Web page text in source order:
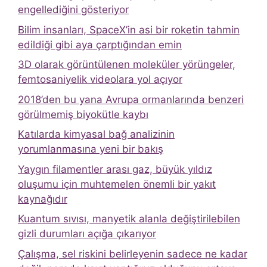
engellediğini gösteriyor
Bilim insanları, SpaceX’in asi bir roketin tahmin
edildiği gibi aya çarptığından emin
3D olarak görüntülenen moleküler yörüngeler,
femtosaniyelik videolara yol açıyor
2018’den bu yana Avrupa ormanlarında benzeri
görülmemiş biyokütle kaybı
Katılarda kimyasal bağ analizinin
yorumlanmasına yeni bir bakış
Yaygın filamentler arası gaz, büyük yıldız
oluşumu için muhtemelen önemli bir yakıt
kaynağıdır
Kuantum sıvısı, manyetik alanla değiştirilebilen
gizli durumları açığa çıkarıyor
Çalışma, sel riskini belirleyenin sadece ne kadar